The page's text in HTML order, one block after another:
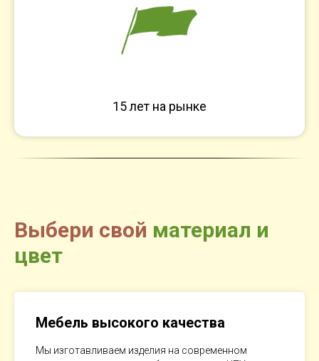
15 лет на рынке
Выбери свой материал и
цвет
Мебель высокого качества
Мы изготавливаем изделия на современном